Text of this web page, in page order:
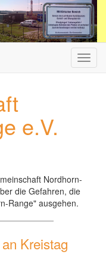
ein-/
e.V.
Nordhorn-
die Gefahren, die
Range" ausgehen.
Kreistag